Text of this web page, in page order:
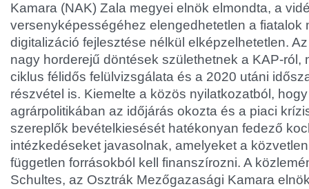
Kamara (NAK) Zala megyei elnök elmondta, a
versenyképességéhez elengedhetetlen a fiatalok
digitalizáció fejlesztése nélkül elképzelhetetlen.
nagy horderejű döntések születhetnek a KAP-ról,
ciklus félidős felülvizsgálata és a 2020 utáni
részvétel is. Kiemelte a közös nyilatkozatból,
agrárpolitikában az időjárás okozta és a piaci
szereplők bevételkiesését hatékonyan fedező
intézkedéseket javasolnak, amelyeket a
független forrásokból kell finanszírozni. A
Schultes, az Osztrák Mezőgazasági Kamara